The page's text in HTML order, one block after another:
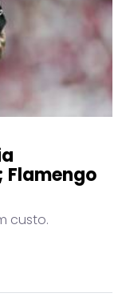
Flamengo
custo.